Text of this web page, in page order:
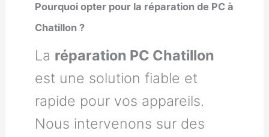
Pourquoi opter pour la réparation de PC à
Chatillon ?
La réparation PC Chatillon
est une solution fiable et
rapide pour vos appareils.
Nous intervenons sur des